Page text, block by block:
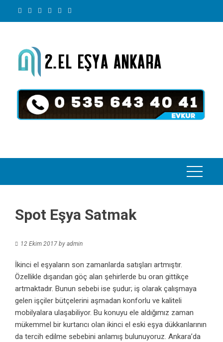
Spot Eşya Satmak
12 Ekim 2017 by admin
İkinci el eşyaların son zamanlarda satışları artmıştır.
Özellikle dışarıdan göç alan şehirlerde bu oran gittikçe
artmaktadır. Bunun sebebi ise şudur; iş olarak çalışmaya
gelen işçiler bütçelerini aşmadan konforlu ve kaliteli
mobilyalara ulaşabiliyor. Bu konuyu ele aldığımız zaman
mükemmel bir kurtarıcı olan ikinci el eski eşya dükkanlarının
da tercih edilme sebebini anlamış bulunuyoruz. Ankara’da